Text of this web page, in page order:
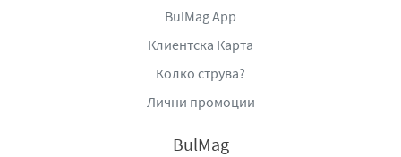
BulMag App
Клиентска Карта
Колко струва?
Лични промоции
BulMag